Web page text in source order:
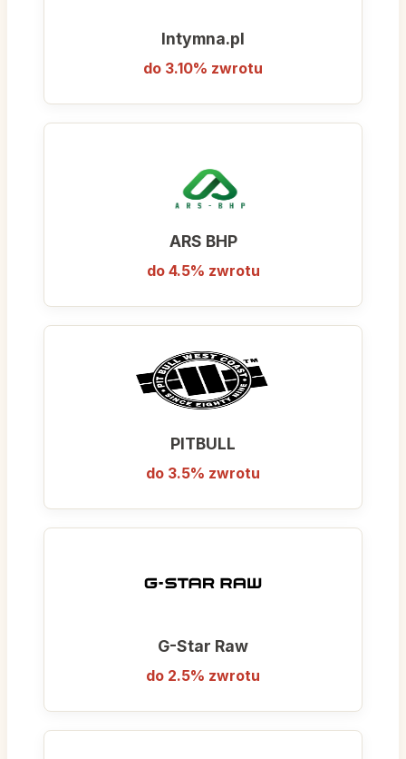
kolekcji oraz atrakcyjne promocje i
wyprzedaże sezonowe.
Intymna.pl
do 3.10% zwrotu
ARS BHP
do 4.5% zwrotu
PITBULL
do 3.5% zwrotu
G-Star Raw
do 2.5% zwrotu